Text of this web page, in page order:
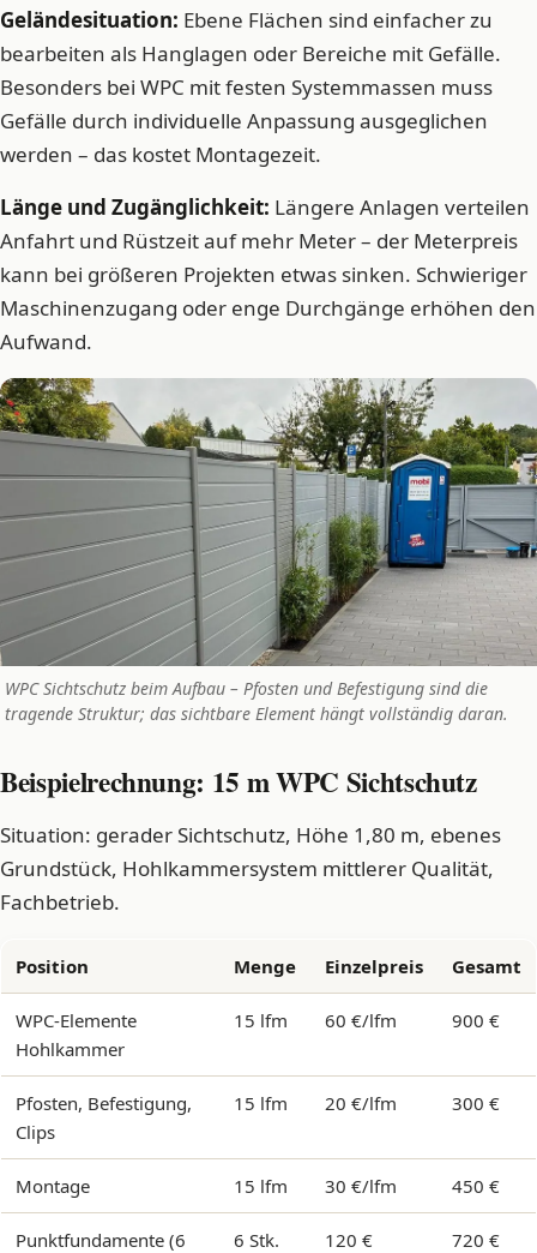
Geländesituation: Ebene Flächen sind einfacher zu
bearbeiten als Hanglagen oder Bereiche mit Gefälle.
Besonders bei WPC mit festen Systemmassen muss
Gefälle durch individuelle Anpassung ausgeglichen
werden – das kostet Montagezeit.
Länge und Zugänglichkeit: Längere Anlagen verteilen
Anfahrt und Rüstzeit auf mehr Meter – der Meterpreis
kann bei größeren Projekten etwas sinken. Schwieriger
Maschinenzugang oder enge Durchgänge erhöhen den
Aufwand.
WPC Sichtschutz beim Aufbau – Pfosten und Befestigung sind die
tragende Struktur; das sichtbare Element hängt vollständig daran.
Beispielrechnung: 15 m WPC Sichtschutz
Situation: gerader Sichtschutz, Höhe 1,80 m, ebenes
Grundstück, Hohlkammersystem mittlerer Qualität,
Fachbetrieb.
Position Menge Einzelpreis Gesamt
WPC-Elemente
Hohlkammer
15 lfm 60 €/lfm 900 €
Pfosten, Befestigung,
Clips
15 lfm 20 €/lfm 300 €
Montage 15 lfm 30 €/lfm 450 €
Punktfundamente (6
6 Stk. 120 € 720 €